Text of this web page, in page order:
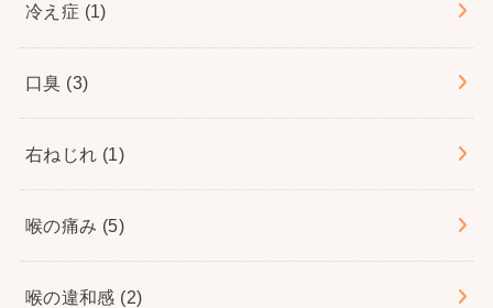
冷え症 (1)
口臭 (3)
右ねじれ (1)
喉の痛み (5)
喉の違和感 (2)